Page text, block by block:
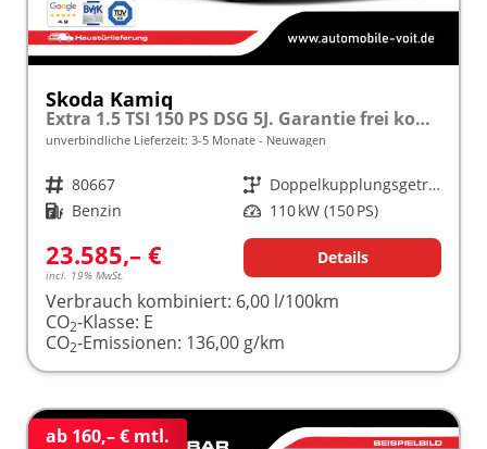
Skoda Kamiq
Extra 1.5 TSI 150 PS DSG 5J. Garantie frei konfigurierbar!
unverbindliche Lieferzeit: 3-5 Monate Neuwagen
Fahrzeugnr. 80667 Getriebe
Doppelkupplungsgetriebe (DSG)
Kraftstoff Benzin Leistung 110 kW (150 PS)
23.585,– €
incl. 19% MwSt.
Details
Verbrauch kombiniert: 6,00 l/100km
CO2-Klasse: E
CO2-Emissionen: 136,00 g/km
ab 160,– € mtl.